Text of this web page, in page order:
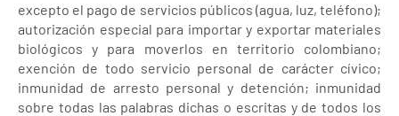
excepto el pago de servicios públicos (agua, luz, teléfono);
autorización especial para importar y exportar materiales
biológicos y para moverlos en territorio colombiano;
exención de todo servicio personal de carácter cívico;
inmunidad de arresto personal y detención; inmunidad
sobre todas las palabras dichas o escritas y de todos los